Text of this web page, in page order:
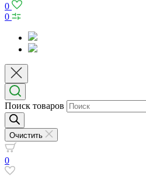
0
0
Поиск товаров
Очистить
0